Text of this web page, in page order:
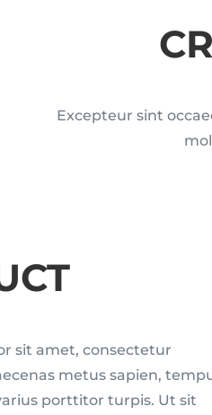
Excepteur sint
sit amet, consectetur
metus sapien,
porttitor turpis. Ut sit